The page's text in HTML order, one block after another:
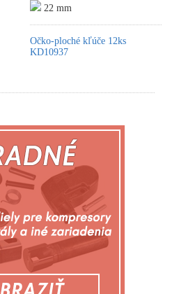
22 mm
Očko-ploché kľúče 12ks
KD10937